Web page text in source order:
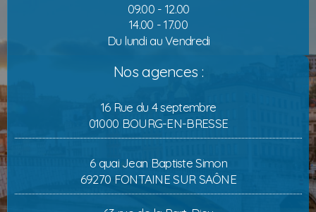
09.00 - 12.00
14.00 - 17.00
Du lundi au Vendredi
Nos agences :
16 Rue du 4 septembre
01000 BOURG-EN-BRESSE
6 quai Jean Baptiste Simon
69270 FONTAINE SUR SAÔNE